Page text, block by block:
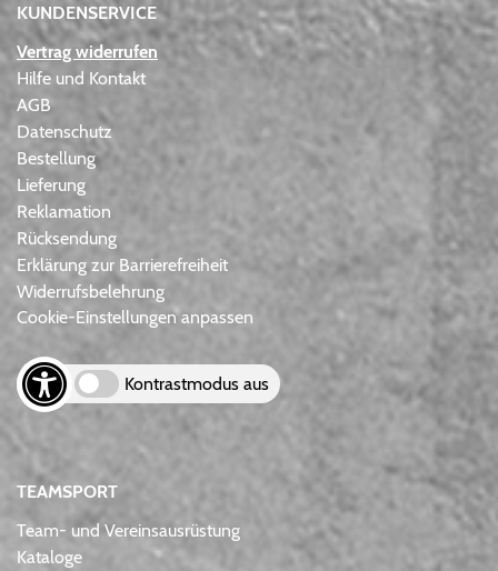
KUNDENSERVICE
Vertrag widerrufen
Hilfe und Kontakt
AGB
Datenschutz
Bestellung
Lieferung
Reklamation
Rücksendung
Erklärung zur Barrierefreiheit
Widerrufsbelehrung
Cookie-Einstellungen anpassen
Kontrastmodus aus
TEAMSPORT
Team- und Vereinsausrüstung
Kataloge